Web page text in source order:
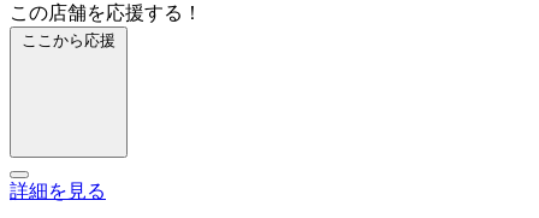
この店舗を応援する！
ここから応援
詳細を見る